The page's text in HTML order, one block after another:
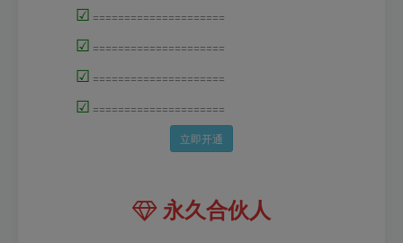
☑ =====================
☑ =====================
☑ =====================
☑ =====================
立即开通
永久合伙人